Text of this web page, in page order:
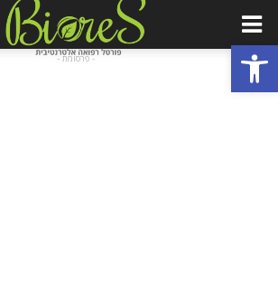
פתח סרגל נגישות - פרסומת -